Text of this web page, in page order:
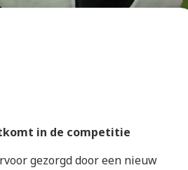
in de competitie
gezorgd door een nieuw